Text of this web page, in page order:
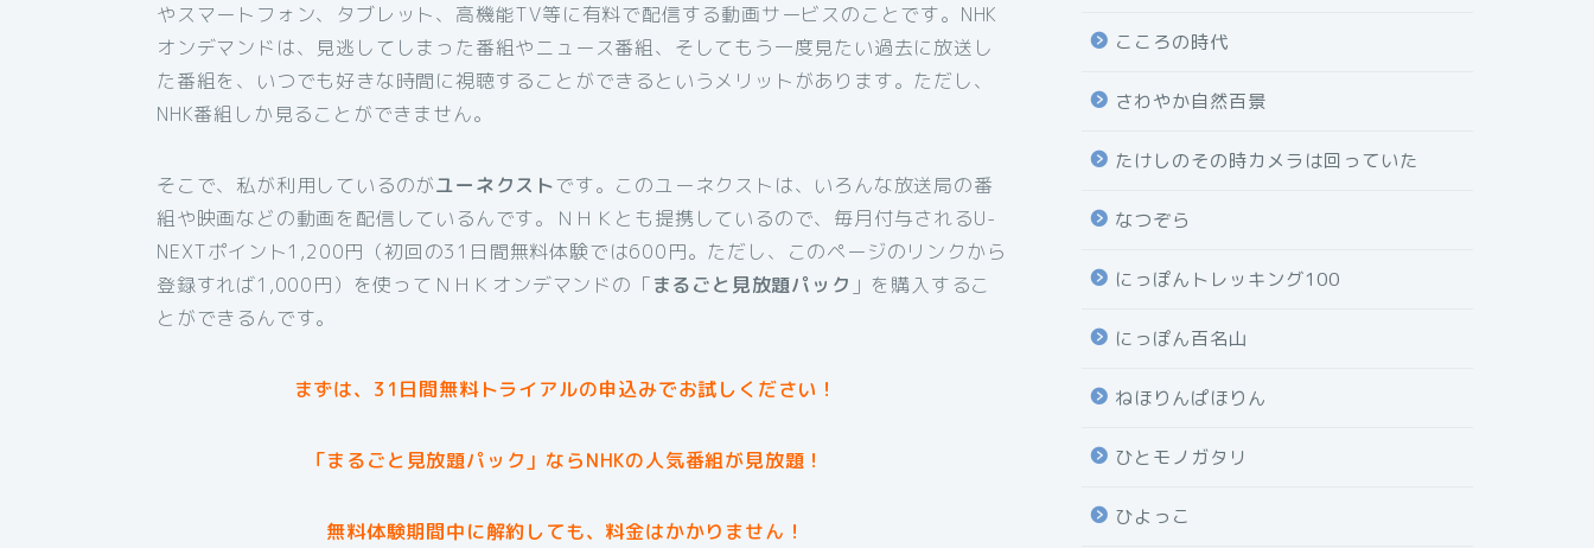
やスマートフォン、タブレット、高機能TV等に有料で配信する動画サービスのことです。NHK
オンデマンドは、見逃してしまった番組やニュース番組、そしてもう一度見たい過去に放送し
た番組を、いつでも好きな時間に視聴することができるというメリットがあります。ただし、
NHK番組しか見ることができません。
そこで、私が利用しているのがユーネクストです。このユーネクストは、いろんな放送局の番
組や映画などの動画を配信しているんです。ＮＨＫとも提携しているので、毎月付与されるU-
NEXTポイント1,200円（初回の31日間無料体験では600円。ただし、このページのリンクから
登録すれば1,000円）を使ってＮＨＫオンデマンドの「まるごと見放題パック 」を購入するこ
とができるんです。
まずは、31日間無料トライアルの申込みでお試しください！
「まるごと見放題パック」ならNHKの人気番組が見放題！
無料体験期間中に解約しても、料金はかかりません！
こころの時代
さわやか自然百景
たけしのその時カメラは回っていた
なつぞら
にっぽんトレッキング100
にっぽん百名山
ねほりんぱほりん
ひとモノガタリ
ひよっこ